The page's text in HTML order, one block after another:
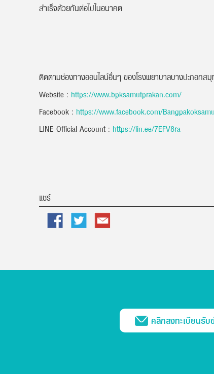
สำเร็จด้วยกันต่อไปในอนาคต
ติดตามช่องทางออนไลน์อื่นๆ ของโรงพยาบาลบางปะกอกส
Website : https://www.bpksamutprakan.com/
Facebook : https://www.facebook.com/
LINE Official Account : https://lin.ee/7EFV8ra
แชร์
FacebookTwitter Email
คลิกลงทะเบียนรับ